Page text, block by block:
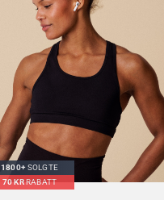
1800+SOLGTE
70KRRABATT